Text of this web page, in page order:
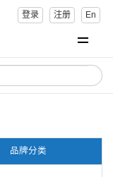
登录 注册 En
品牌分类